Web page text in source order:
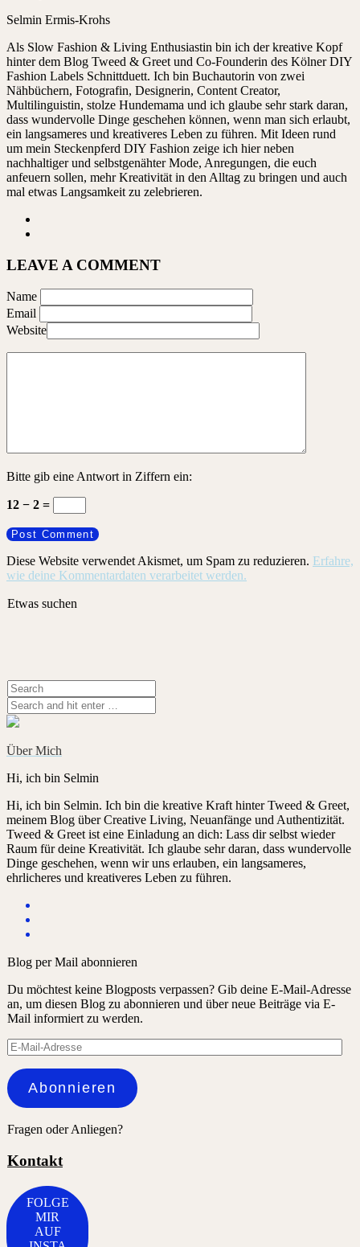
Selmin Ermis-Krohs
Als Slow Fashion & Living Enthusiastin bin ich der kreative Kopf
hinter dem Blog Tweed & Greet und Co-Founderin des Kölner DIY
Fashion Labels Schnittduett. Ich bin Buchautorin von zwei
Nähbüchern, Fotografin, Designerin, Content Creator,
Multilinguistin, stolze Hundemama und ich glaube sehr stark daran,
dass wundervolle Dinge geschehen können, wenn man sich erlaubt,
ein langsameres und kreativeres Leben zu führen. Mit Ideen rund
um mein Steckenpferd DIY Fashion zeige ich hier neben
nachhaltiger und selbstgenähter Mode, Anregungen, die euch
anfeuern sollen, mehr Kreativität in den Alltag zu bringen und auch
mal etwas Langsamkeit zu zelebrieren.
LEAVE A COMMENT
Name
Email
Website
Bitte gib eine Antwort in Ziffern ein:
12 − 2 =
Diese Website verwendet Akismet, um Spam zu reduzieren. Erfahre,
wie deine Kommentardaten verarbeitet werden.
Etwas suchen
Über Mich
Hi, ich bin Selmin
Hi, ich bin Selmin. Ich bin die kreative Kraft hinter Tweed & Greet,
meinem Blog über Creative Living, Neuanfänge und Authentizität.
Tweed & Greet ist eine Einladung an dich: Lass dir selbst wieder
Raum für deine Kreativität. Ich glaube sehr daran, dass wundervolle
Dinge geschehen, wenn wir uns erlauben, ein langsameres,
ehrlicheres und kreativeres Leben zu führen.
Blog per Mail abonnieren
Du möchtest keine Blogposts verpassen? Gib deine E-Mail-Adresse
an, um diesen Blog zu abonnieren und über neue Beiträge via E-
Mail informiert zu werden.
E-
Mail-
Adresse
Abonnieren
Fragen oder Anliegen?
Kontakt
FOLGE
MIR
AUF